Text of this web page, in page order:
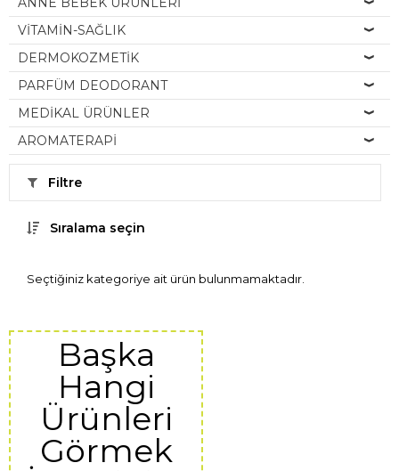
VİTAMİN-SAĞLIK
DERMOKOZMETİK
PARFÜM DEODORANT
MEDİKAL ÜRÜNLER
AROMATERAPİ
Filtre
Sıralama seçin
Seçtiğiniz kategoriye ait ürün bulunmamaktadır.
Başka
Hangi
Ürünleri
Görmek